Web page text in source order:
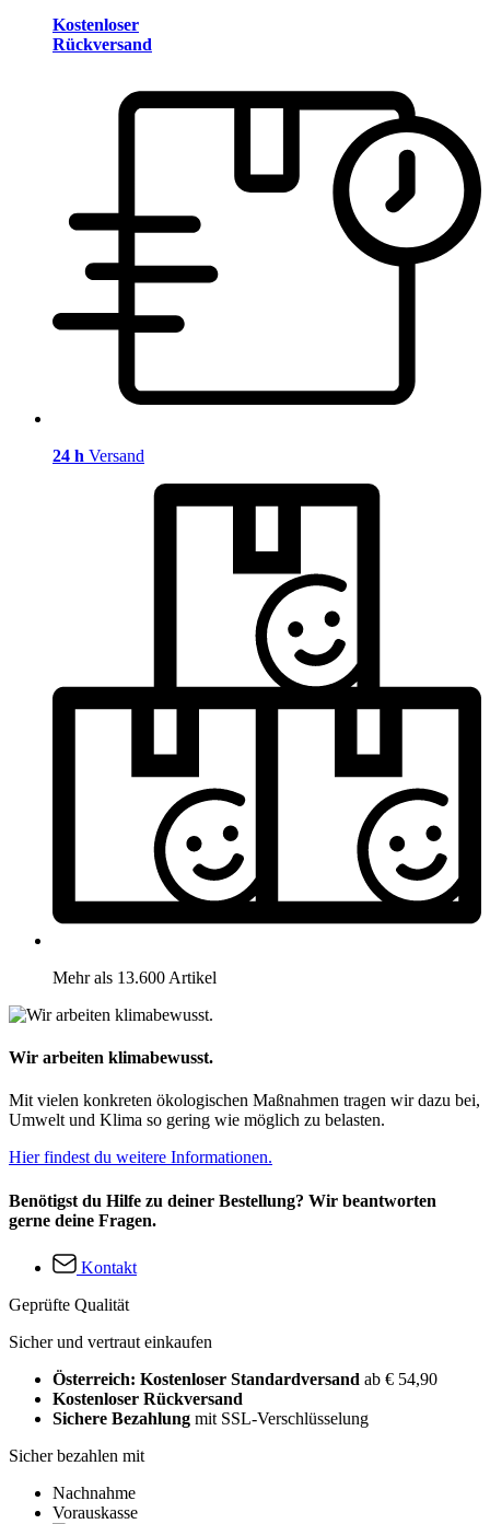
Kostenloser
Rückversand
24 h Versand
Mehr als 13.600 Artikel
Wir arbeiten klimabewusst.
Mit vielen konkreten ökologischen Maßnahmen tragen wir dazu bei,
Umwelt und Klima so gering wie möglich zu belasten.
Hier findest du weitere Informationen.
Benötigst du Hilfe zu deiner Bestellung? Wir beantworten
gerne deine Fragen.
Kontakt
Geprüfte Qualität
Sicher und vertraut einkaufen
Österreich: Kostenloser Standardversand ab € 54,90
Kostenloser Rückversand
Sichere Bezahlung mit SSL-Verschlüsselung
Sicher bezahlen mit
Nachnahme
Vorauskasse